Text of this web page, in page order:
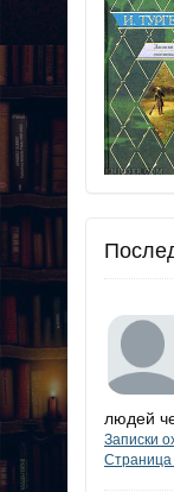
людей
Записки
Страница